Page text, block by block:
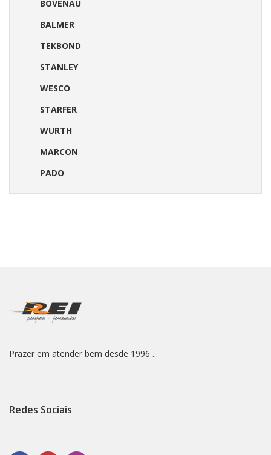
BOVENAU
BALMER
TEKBOND
STANLEY
WESCO
STARFER
WURTH
MARCON
PADO
Prazer em atender bem desde 1996 ...
Redes Sociais